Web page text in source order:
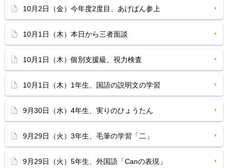
10月2日（金）今年度2度目、あげぱん参上
10月1日（木）本日から三者面談
10月1日（木）個別支援級、視力検査
10月1日（木）1年生、国語の説明文の学習
9月30日（水）4年生、実りのひょうたん
9月29日（火）3年生、毛筆の学習「二」
9月29日（火）5年生、外国語「Canの表現」